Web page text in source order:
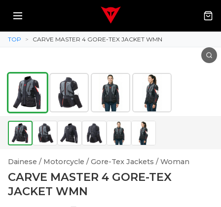
TOP > CARVE MASTER 4 GORE-TEX JACKET WMN
Dainese / Motorcycle / Gore-Tex Jackets / Woman
CARVE MASTER 4 GORE-TEX
JACKET WMN